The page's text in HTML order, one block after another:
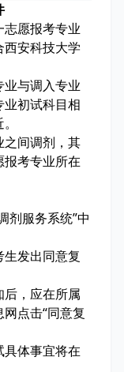
志愿报考专业
安科技大学
业与调入专业
初试科目相
之间调剂，其
考专业所在
剂服务系统”中
生发出同意复
后，应在所属
点击“同意复
具体事宜将在